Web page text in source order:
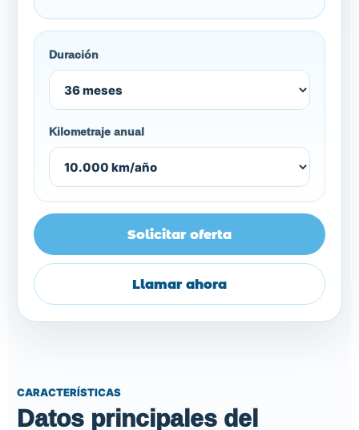
Duración
Kilometraje anual
Solicitar oferta
Llamar ahora
CARACTERÍSTICAS
Datos principales del